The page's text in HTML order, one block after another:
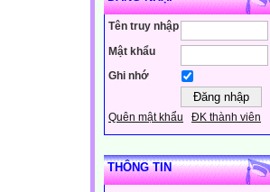
Tên truy nhập
Mật khẩu
Ghi nhớ
Quên mật khẩu ĐK thành viên
THÔNG TIN